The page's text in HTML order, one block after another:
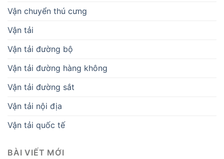
Vận chuyển thú cưng
Vận tải
Vận tải đường bộ
Vận tải đường hàng không
Vận tải đường sắt
Vận tải nội địa
Vận tải quốc tế
BÀI VIẾT MỚI